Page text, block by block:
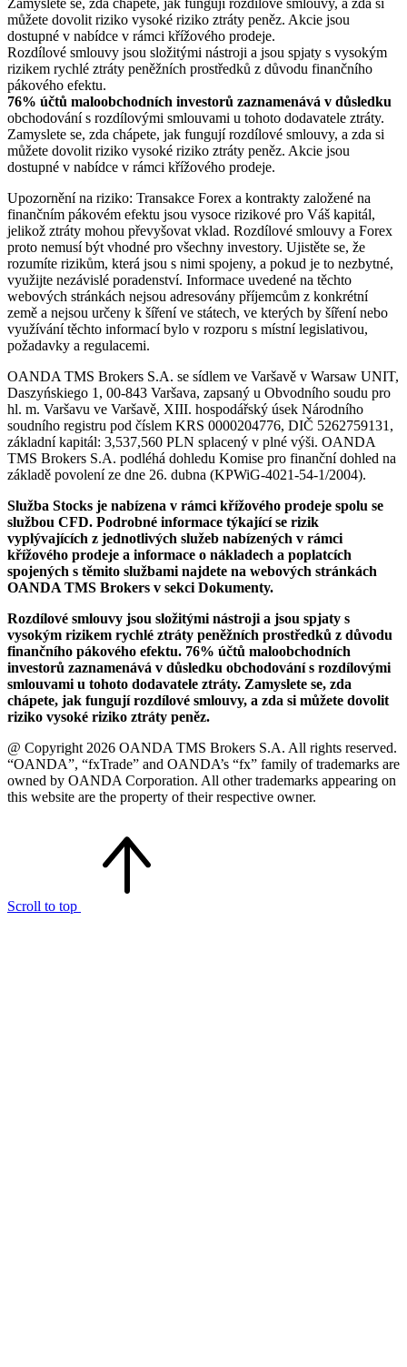
můžete dovolit riziko vysoké riziko ztráty peněz. Akcie jsou
dostupné v nabídce v rámci křížového prodeje.
Rozdílové smlouvy jsou složitými nástroji a jsou spjaty s vysokým
rizikem rychlé ztráty peněžních prostředků z důvodu finančního
pákového efektu.
76% účtů maloobchodních investorů zaznamenává v důsledku
obchodování s rozdílovými smlouvami u tohoto dodavatele ztráty.
Zamyslete se, zda chápete, jak fungují rozdílové smlouvy, a zda si
můžete dovolit riziko vysoké riziko ztráty peněz. Akcie jsou
dostupné v nabídce v rámci křížového prodeje.
Upozornění na riziko: Transakce Forex a kontrakty založené na
finančním pákovém efektu jsou vysoce rizikové pro Váš kapitál,
jelikož ztráty mohou převyšovat vklad. Rozdílové smlouvy a Forex
proto nemusí být vhodné pro všechny investory. Ujistěte se, že
rozumíte rizikům, která jsou s nimi spojeny, a pokud je to nezbytné,
využijte nezávislé poradenství. Informace uvedené na těchto
webových stránkách nejsou adresovány příjemcům z konkrétní
země a nejsou určeny k šíření ve státech, ve kterých by šíření nebo
využívání těchto informací bylo v rozporu s místní legislativou,
požadavky a regulacemi.
OANDA TMS Brokers S.A. se sídlem ve Varšavě v Warsaw UNIT,
Daszyńskiego 1, 00-843 Varšava, zapsaný u Obvodního soudu pro
hl. m. Varšavu ve Varšavě, XIII. hospodářský úsek Národního
soudního registru pod číslem KRS 0000204776, DIČ 5262759131,
základní kapitál: 3,537,560 PLN splacený v plné výši. OANDA
TMS Brokers S.A. podléhá dohledu Komise pro finanční dohled na
základě povolení ze dne 26. dubna (KPWiG-4021-54-1/2004).
Služba Stocks je nabízena v rámci křížového prodeje spolu se
službou CFD. Podrobné informace týkající se rizik
vyplývajících z jednotlivých služeb nabízených v rámci
křížového prodeje a informace o nákladech a poplatcích
spojených s těmito službami najdete na webových stránkách
OANDA TMS Brokers v sekci Dokumenty.
Rozdílové smlouvy jsou složitými nástroji a jsou spjaty s
vysokým rizikem rychlé ztráty peněžních prostředků z důvodu
finančního pákového efektu. 76% účtů maloobchodních
investorů zaznamenává v důsledku obchodování s rozdílovými
smlouvami u tohoto dodavatele ztráty. Zamyslete se, zda
chápete, jak fungují rozdílové smlouvy, a zda si můžete dovolit
riziko vysoké riziko ztráty peněz.
@ Copyright 2026 OANDA TMS Brokers S.A. All rights reserved.
“OANDA”, “fxTrade” and OANDA’s “fx” family of trademarks are
owned by OANDA Corporation. All other trademarks appearing on
this website are the property of their respective owner.
Scroll to top